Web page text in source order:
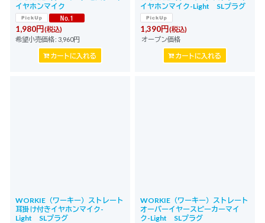
イヤホンマイク
1,980円(税込)
希望小売価格: 3,960円
カートに入れる
イヤホンマイク-Light SLプラグ
1,390円(税込)
オープン価格
カートに入れる
WORKIE（ワーキー）ストレート
耳掛け付きイヤホンマイク-
Light SLプラグ
WORKIE（ワーキー）ストレート
オーバーイヤースピーカーマイ
ク-Light SLプラグ